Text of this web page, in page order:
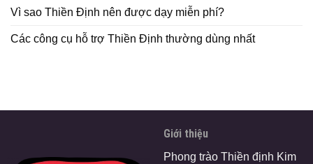
Vì sao Thiền Định nên được dạy miễn phí?
Các công cụ hỗ trợ Thiền Định thường dùng nhất
Giới thiệu
Phong trào Thiền định Kim